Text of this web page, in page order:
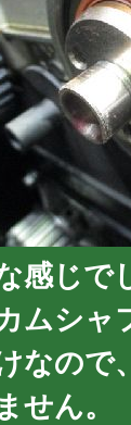
感じで
ムシャ
なので
せん。